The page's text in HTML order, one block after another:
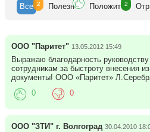
Все 2 Полезн Положит 2
ООО "Паритет" 13.05.2012 15:49
Выражаю благодарность
сотрудникам за быстроту внесения
документы! ООО «Паритет»
0 0
ООО "ЗТИ" г. Волгоград 30.04.2010